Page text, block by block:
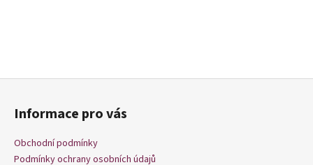
Z
Informace pro vás
Obchodní podmínky
Podmínky ochrany osobních údajů